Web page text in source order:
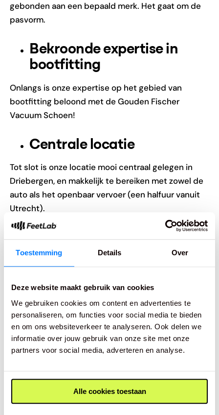
Toestemming Details Over
Deze website maakt gebruik van cookies
We gebruiken cookies om content en advertenties te
personaliseren, om functies voor social media te bieden
en om ons websiteverkeer te analyseren. Ook delen we
informatie over jouw gebruik van onze site met onze
partners voor social media, adverteren en analyse.
Alle cookies toestaan
gebonden aan een bepaald merk. Het gaat om de
pasvorm.
Bekroonde expertise in
bootfitting
Onlangs is onze expertise op het gebied van
bootfitting beloond met de Gouden Fischer
Vacuum Schoen!
Centrale locatie
Tot slot is onze locatie mooi centraal gelegen in
Driebergen, en makkelijk te bereiken met zowel de
auto als het openbaar vervoer (een halfuur vanuit
Utrecht).
Fitgarantie: gratis
terugkomen!
op maat in 98% van de gevallen meteen goed. Maar
het kan natuurlijk voorkomen dat je na het skiën
met je op maat gemaakte schoenen toch nog een
paar kleinigheden merkt. Heb je een skischoen
laten maken bij ons, dan mag je altijd terugkomen.
Wat zeggen klanten over